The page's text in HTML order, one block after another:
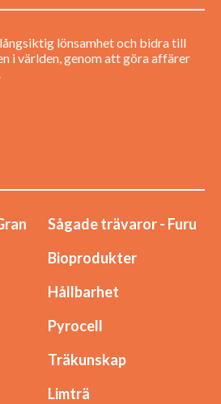
lönsamhet och bidra till
i världen, genom att göra affärer
Sågade trävaror - Furu
Bioprodukter
Hållbarhet
Pyrocell
Träkunskap
Limträ